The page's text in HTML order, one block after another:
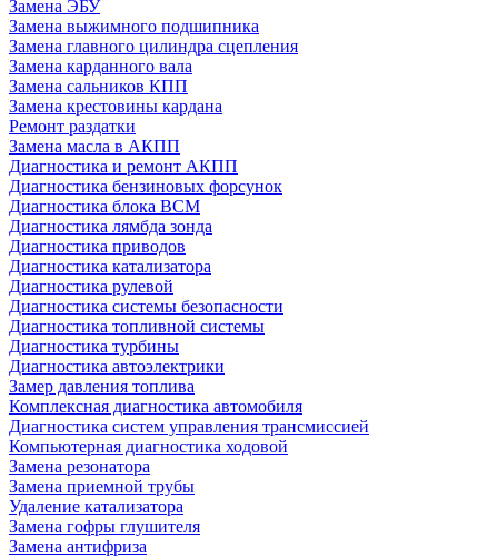
Замена ЭБУ
Замена выжимного подшипника
Замена главного цилиндра сцепления
Замена карданного вала
Замена сальников КПП
Замена крестовины кардана
Ремонт раздатки
Замена масла в АКПП
Диагностика и ремонт АКПП
Диагностика бензиновых форсунок
Диагностика блока BCM
Диагностика лямбда зонда
Диагностика приводов
Диагностика катализатора
Диагностика рулевой
Диагностика системы безопасности
Диагностика топливной системы
Диагностика турбины
Диагностика автоэлектрики
Замер давления топлива
Комплексная диагностика автомобиля
Диагностика систем управления трансмиссией
Компьютерная диагностика ходовой
Замена резонатора
Замена приемной трубы
Удаление катализатора
Замена гофры глушителя
Замена антифриза